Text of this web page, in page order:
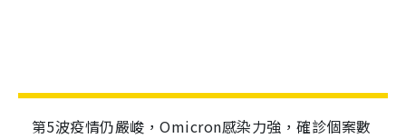
第5波疫情仍嚴峻，Omicron感染力強，確診個案數